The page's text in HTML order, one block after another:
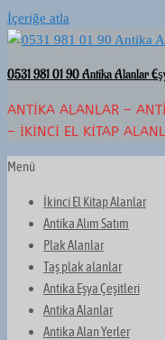
İçeriğe atla
0531 981 01 90 Antika Alanlar
ANTIKA ALANLAR –
– İKINCI EL KITAP
Menü
İkinci El Kitap Alanlar
Antika Alım Satım
Plak Alanlar
Taş plak alanlar
Antika Eşya Çeşitleri
Antika Alanlar
Antika Alan Yerler